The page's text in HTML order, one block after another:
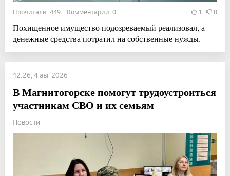
Прочитали: 449 Комментарии: 0 1 0
Похищенное имущество подозреваемый реализовал, а
денежные средства потратил на собственные нужды.
12:26, 4 авг 2026
В Магнитогорске помогут трудоустроиться
участникам СВО и их семьям
Новости